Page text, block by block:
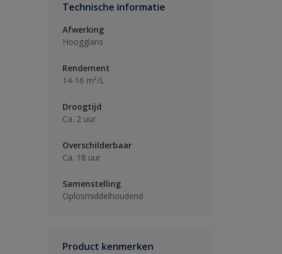
Technische informatie
Afwerking
Hoogglans
Rendement
14-16 m²/L
Droogtijd
Ca. 2 uur
Overschilderbaar
Ca. 18 uur
Samenstelling
Oplosmiddelhoudend
Product kenmerken